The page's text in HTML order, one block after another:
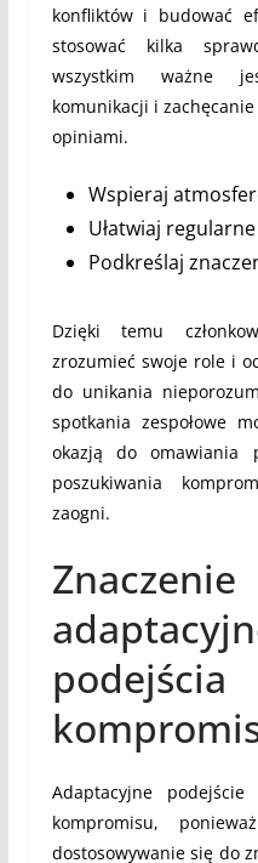
konfliktów i budować
stosować kilka
wszystkim ważne
komunikacji i
opiniami.
Wspieraj
Ułatwiaj
Podkreślaj
Dzięki temu
zrozumieć swoje role i
do unikania
spotkania zespołowe
okazją do omawiania
poszukiwania
zaogni.
Znaczenie
Adaptacyjne
kompromisu,
dostosowywanie się do